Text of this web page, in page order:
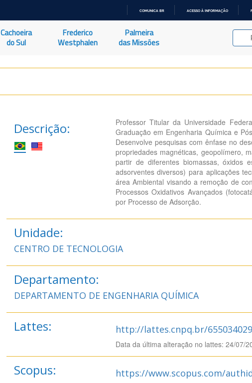
O
COMUNICA BR ACESSO À INFORMAÇÃO
Cachoeira
do Sul
Frederico
Westphalen
Palmeira
das Missões
Descrição:
Professor Titular da Universidade
Graduação em Engenharia Química e
Desenvolve pesquisas com ênfase no
propriedades magnéticas, geopolímero,
partir de diferentes biomassas, óxidos
adsorventes diversos) para aplicações
área Ambiental visando a remoção de
Processos Oxidativos Avançados
por Processo de Adsorção.
Unidade:
CENTRO DE TECNOLOGIA
Departamento:
DEPARTAMENTO DE ENGENHARIA QUÍMICA
Lattes: http://lattes.cnpq.br/
Data da última alteração no lattes: 24/07/
Scopus: https://www.scopus.com/